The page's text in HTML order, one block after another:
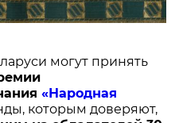
могут принять
«Народная
которым доверяют,